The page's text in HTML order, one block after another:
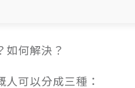
如何解決？
可以分成三種：